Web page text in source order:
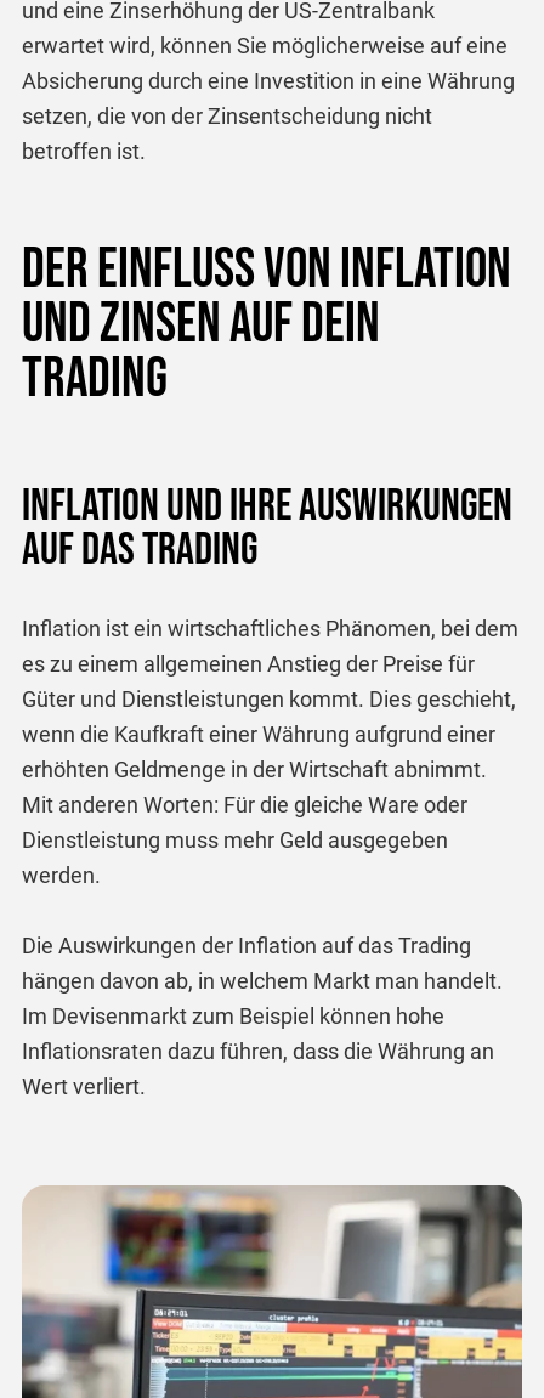
und eine Zinserhöhung der US-Zentralbank
erwartet wird, können Sie möglicherweise auf eine
Absicherung durch eine Investition in eine Währung
setzen, die von der Zinsentscheidung nicht
betroffen ist.
Der Einfluss von Inflation
und Zinsen auf dein
Trading
Inflation und ihre Auswirkungen
auf das Trading
Inflation ist ein wirtschaftliches Phänomen, bei dem
es zu einem allgemeinen Anstieg der Preise für
Güter und Dienstleistungen kommt. Dies geschieht,
wenn die Kaufkraft einer Währung aufgrund einer
erhöhten Geldmenge in der Wirtschaft abnimmt.
Mit anderen Worten: Für die gleiche Ware oder
Dienstleistung muss mehr Geld ausgegeben
werden.
Die Auswirkungen der Inflation auf das Trading
hängen davon ab, in welchem Markt man handelt.
Im Devisenmarkt zum Beispiel können hohe
Inflationsraten dazu führen, dass die Währung an
Wert verliert.